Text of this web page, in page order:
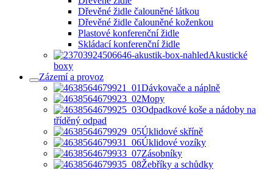
Dřevěné židle čalouněné látkou
Dřevěné židle čalouněné koženkou
Plastové konferenční židle
Skládací konferenční židle
Akustické
boxy
Zázemí a provoz
Dávkovače a náplně
Mopy
Odpadkové koše a nádoby na
tříděný odpad
Úklidové skříně
Úklidové vozíky
Zásobníky
Žebříky a schůdky